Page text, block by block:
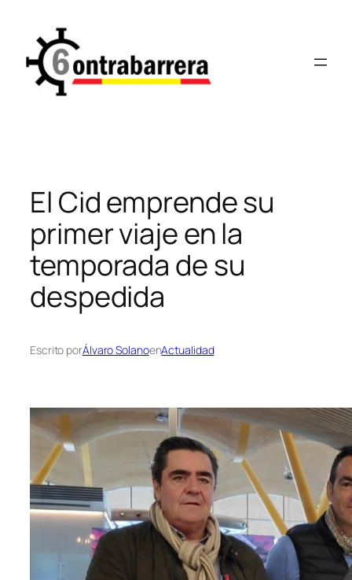
contenido
El Cid emprende su
primer viaje en la
temporada de su
despedida
Escrito porÁlvaro SolanoenActualidad